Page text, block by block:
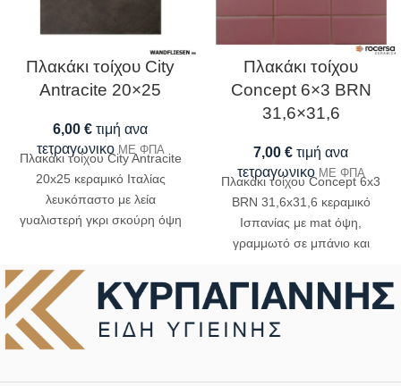
Πλακάκι τοίχου City
Antracite 20×25
6,00 € τιμή ανα
τετραγωνικο ΜΕ ΦΠΑ
Πλακάκι τοίχου City Antracite
20x25 κεραμικό Ιταλίας
λευκόπαστο με λεία
γυαλιστερή γκρι σκούρη όψη
Πλακάκι τοίχου
Concept 6×3 BRN
31,6×31,6
7,00 € τιμή ανα
τετραγωνικο ΜΕ ΦΠΑ
Πλακάκι τοίχου Concept 6x3
BRN 31,6x31,6 κεραμικό
Ισπανίας με mat όψη,
γραμμωτό σε μπάνιο και